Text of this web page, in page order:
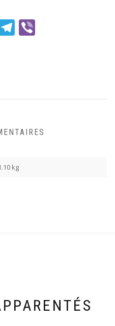
Telegram
kg